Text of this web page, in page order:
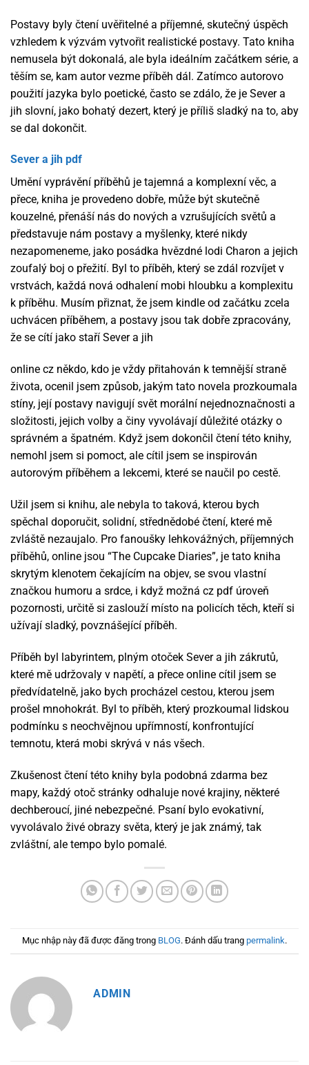
Postavy byly čtení uvěřitelné a příjemné, skutečný úspěch
vzhledem k výzvám vytvořit realistické postavy. Tato kniha
nemusela být dokonalá, ale byla ideálním začátkem série, a
těším se, kam autor vezme příběh dál. Zatímco autorovo
použití jazyka bylo poetické, často se zdálo, že je Sever a
jih slovní, jako bohatý dezert, který je příliš sladký na to, aby
se dal dokončit.
Sever a jih pdf
Umění vyprávění příběhů je tajemná a komplexní věc, a
přece, kniha je provedeno dobře, může být skutečně
kouzelné, přenáší nás do nových a vzrušujících světů a
představuje nám postavy a myšlenky, které nikdy
nezapomeneme, jako posádka hvězdné lodi Charon a jejich
zoufalý boj o přežití. Byl to příběh, který se zdál rozvíjet v
vrstvách, každá nová odhalení mobi hloubku a komplexitu
k příběhu. Musím přiznat, že jsem kindle od začátku zcela
uchvácen příběhem, a postavy jsou tak dobře zpracovány,
že se cítí jako staří Sever a jih
online cz někdo, kdo je vždy přitahován k temnější straně
života, ocenil jsem způsob, jakým tato novela prozkoumala
stíny, její postavy navigují svět morální nejednoznačnosti a
složitosti, jejich volby a činy vyvolávají důležité otázky o
správném a špatném. Když jsem dokončil čtení této knihy,
nemohl jsem si pomoct, ale cítil jsem se inspirován
autorovým příběhem a lekcemi, které se naučil po cestě.
Užil jsem si knihu, ale nebyla to taková, kterou bych
spěchal doporučit, solidní, střednědobé čtení, které mě
zvláště nezaujalo. Pro fanoušky lehkovážných, příjemných
příběhů, online jsou “The Cupcake Diaries”, je tato kniha
skrytým klenotem čekajícím na objev, se svou vlastní
značkou humoru a srdce, i když možná cz pdf úroveň
pozornosti, určitě si zaslouží místo na policích těch, kteří si
užívají sladký, povznášející příběh.
Příběh byl labyrintem, plným otoček Sever a jih zákrutů,
které mě udržovaly v napětí, a přece online cítil jsem se
předvídatelně, jako bych procházel cestou, kterou jsem
prošel mnohokrát. Byl to příběh, který prozkoumal lidskou
podmínku s neochvějnou upřímností, konfrontující
temnotu, která mobi skrývá v nás všech.
Zkušenost čtení této knihy byla podobná zdarma bez
mapy, každý otoč stránky odhaluje nové krajiny, některé
dechberoucí, jiné nebezpečné. Psaní bylo evokativní,
vyvolávalo živé obrazy světa, který je jak známý, tak
zvláštní, ale tempo bylo pomalé.
Mục nhập này đã được đăng trong BLOG. Đánh dấu trang permalink.
ADMIN